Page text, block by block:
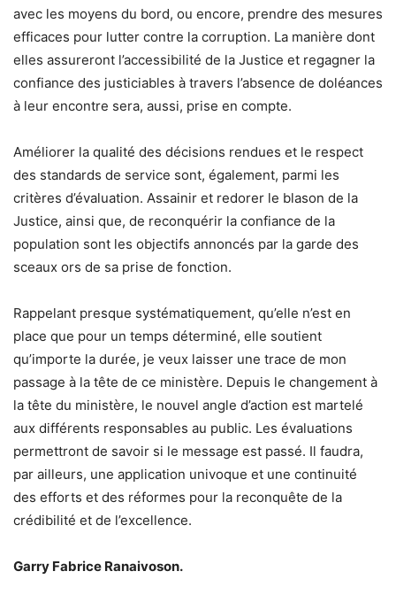
avec les moyens du bord, ou encore, prendre des mesures
efficaces pour lutter contre la corruption. La manière dont
elles assureront l’accessibilité de la Justice et regagner la
confiance des justiciables à travers l’absence de doléances
à leur encontre sera, aussi, prise en compte.
Améliorer la qualité des décisions rendues et le respect
des standards de service sont, également, parmi les
critères d’évaluation. Assainir et redorer le blason de la
Justice, ainsi que, de reconquérir la confiance de la
population sont les objectifs annoncés par la garde des
sceaux ors de sa prise de fonction.
Rappelant presque systématiquement, qu’elle n’est en
place que pour un temps déterminé, elle soutient
qu’importe la durée, je veux laisser une trace de mon
passage à la tête de ce ministère. Depuis le changement à
la tête du ministère, le nouvel angle d’action est martelé
aux différents responsables au public. Les évaluations
permettront de savoir si le message est passé. Il faudra,
par ailleurs, une application univoque et une continuité
des efforts et des réformes pour la reconquête de la
crédibilité et de l’excellence.
Garry Fabrice Ranaivoson.